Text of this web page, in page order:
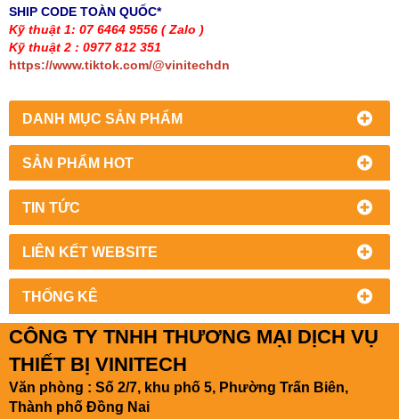
SHIP CODE TOÀN QUỐC*
Kỹ thuật 1: 07 6464 9556 ( Zalo )
Kỹ thuật 2 : 0977 812 351
https://www.tiktok.com/@vinitechdn
DANH MỤC SẢN PHẨM
SẢN PHẨM HOT
TIN TỨC
LIÊN KẾT WEBSITE
THỐNG KÊ
CÔNG TY TNHH THƯƠNG MẠI DỊCH VỤ
THIẾT BỊ VINITECH
Văn phòng : Số 2/7, khu phố 5, Phường Trấn Biên,
Thành phố Đồng Nai